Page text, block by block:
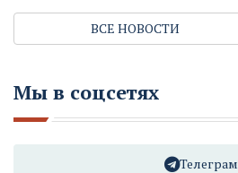
ВСЕ НОВОСТИ
Мы в соцсетях
Телеграм